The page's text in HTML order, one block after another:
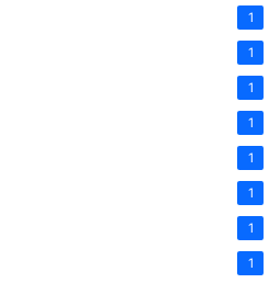
1
1
1
1
1
1
1
1